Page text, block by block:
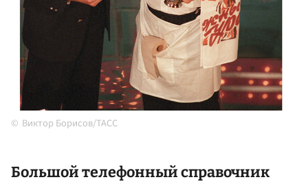
Виктор Борисов/ТАСС
Большой телефонный справочник